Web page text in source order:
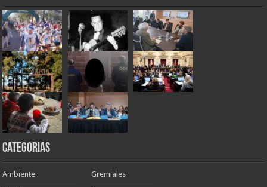
Categorias
Ambiente Gremiales